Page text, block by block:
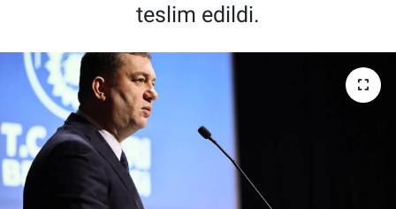
teslim edildi.
Tüm Manşetler
Son Dakika Haberleri
Haber Arşivi